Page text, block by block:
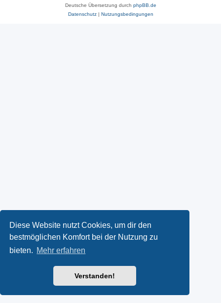
Diese Website nutzt Cookies, um dir den
bestmöglichen Komfort bei der Nutzung zu
bieten. Mehr erfahren
Verstanden!
Deutsche Übersetzung durch phpBB.de
Datenschutz| Nutzungsbedingungen